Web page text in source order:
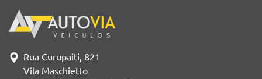
Rua Curupaiti, 821
Vila Maschietto